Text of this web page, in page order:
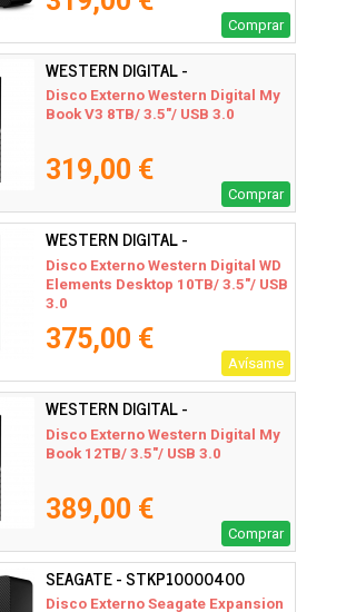
Comprar
WESTERN DIGITAL -
WDBBGB0080HBK-EESN
Disco Externo Western Digital My
Book V3 8TB/ 3.5"/ USB 3.0
319,00 €
Comprar
WESTERN DIGITAL -
WDBWLG0100HBK-EESN
Disco Externo Western Digital WD
Elements Desktop 10TB/ 3.5"/ USB
3.0
375,00 €
Avísame
WESTERN DIGITAL -
WDBBGB0120HBK-EESN
Disco Externo Western Digital My
Book 12TB/ 3.5"/ USB 3.0
389,00 €
Comprar
SEAGATE - STKP10000400
Disco Externo Seagate Expansion